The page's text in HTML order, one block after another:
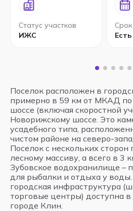
Статус участков
ИЖС
Поселок расположен в
примерно в 59 км от МКАД
шоссе (включая скоростной
Новорижскому шоссе. Это
усадебного типа,
чистом районе на северо-
Поселок с нескольких
лесному массиву, а всего в 3
Зубовское водохранилище –
для рыбалки и отдыха у
городская инфраструктура
торговые центры) доступна
городе Клин.